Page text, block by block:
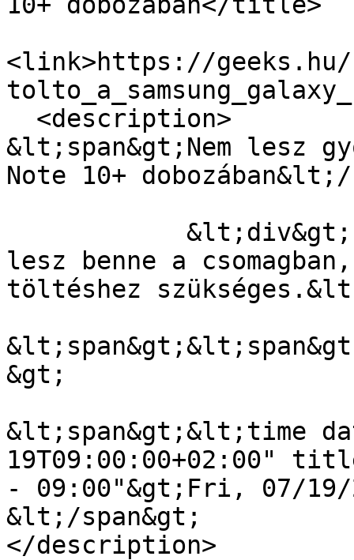
<link>https://geeks.hu/
&lt;span&gt;Nem lesz
Note 10+
lesz benne a
töltéshez
&gt;
&lt;span&gt;&lt;time
19T09:00:00+02:00"
- 09:00"&gt;Fri, 07/
&lt;/span&gt;
</description>